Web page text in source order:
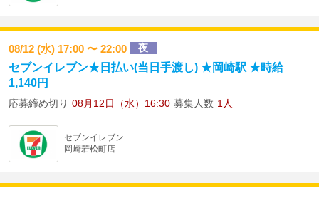
08/12 (水) 17:00 〜 22:00 夜
セブンイレブン★日払い(当日手渡し) ★岡崎駅 ★時給
1,140円
応募締め切り 08月12日（水）16:30 募集人数 1人
セブンイレブン
岡崎若松町店